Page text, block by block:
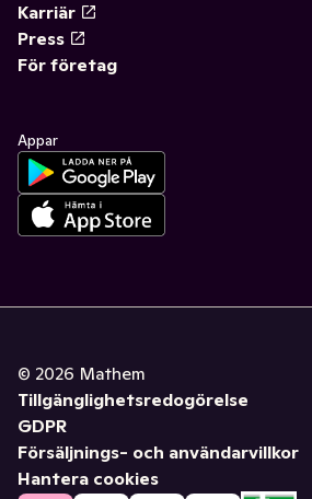
Karriär
Press
För företag
Appar
© 2026 Mathem
Tillgänglighetsredogörelse
GDPR
Försäljnings- och användarvillkor
Hantera cookies